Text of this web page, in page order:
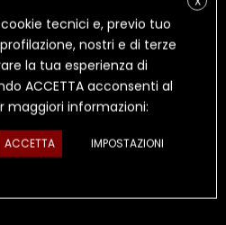
Toscano DOP
Stagionato con Tartufo
Stagionato sotto Fieno
tecnici e, previo tuo
nostri e di terze
la tua esperienza di
ACCETTA acconsenti al
maggiori informazioni:
ACCETTA IMPOSTAZIONI